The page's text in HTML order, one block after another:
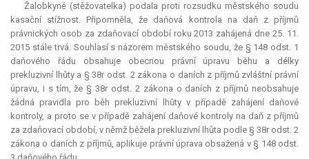
Žalobkyně (stěžovatelka) podala proti rozsudku městského soudu
kasační stížnost. Připomněla, že daňová kontrola na daň z příjmů
právnických osob za zdaňovací období roku 2013 zahájená dne 25. 11.
2015 stále trvá. Souhlasí s názorem městského soudu, že § 148 odst. 1
daňového řádu obsahuje obecnou právní úpravu běhu a délky
prekluzivní lhůty a § 38r odst. 2 zákona o daních z příjmů zvláštní právní
úpravu, i s tím, že § 38r odst. 2 zákona o daních z příjmů neobsahuje
žádná pravidla pro běh prekluzivní lhůty v případě zahájení daňové
kontroly, a proto se v případě zahájení daňové kontroly na daň z příjmů
za zdaňovací období, v němž běžela prekluzivní lhůta podle § 38r odst. 2
zákona o daních z příjmů, aplikuje právní úprava obsažená v § 148 odst.